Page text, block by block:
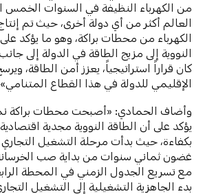
من الكهرباء النظيفة في السنوات الخمس
الكهرباء من محطات براكة، وهو ما يؤكد
النووية إلى مزيج الطاقة في الدولة إلى
كان قراراً استراتيجياً، يعزز أمن الطاقة،
الإقليمي للدولة في هذا القطاع المتنامي».
وأضاف الحمادي: «أصبحت محطات براكة
يؤكد على أن الطاقة النووية مجدية
بكفاءة، حيث بدأت مرحلة التشغيل
غضون ثماني سنوات من بداية صب الخرسانة
مع تسريع الجدول الزمني في المحطة